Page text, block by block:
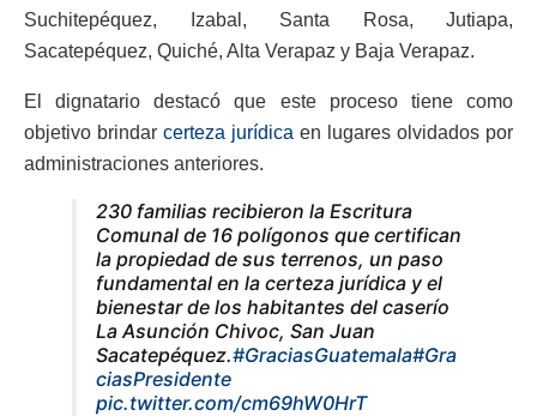
Suchitepéquez, Izabal, Santa Rosa, Jutiapa,
Sacatepéquez, Quiché, Alta Verapaz y Baja Verapaz.
El dignatario destacó que este proceso tiene como
objetivo brindar certeza jurídica en lugares olvidados por
administraciones anteriores.
230 familias recibieron la Escritura
Comunal de 16 polígonos que certifican
la propiedad de sus terrenos, un paso
fundamental en la certeza jurídica y el
bienestar de los habitantes del caserío
La Asunción Chivoc, San Juan
Sacatepéquez.#GraciasGuatemala#Gra
ciasPresidente
pic.twitter.com/cm69hW0HrT